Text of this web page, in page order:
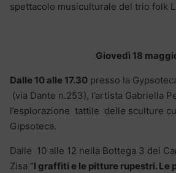
spettacolo musiculturale del trio folk
Giovedì 18
Dalle 10 alle 17.30 presso la
(via Dante n.253), l’artista Gabriella
l’esplorazione tattile delle sculture
Gipsoteca.
Dalle 10 alle 12 nella Bottega 3 dei
Zisa “I graffiti e le pitture rupestri. Le